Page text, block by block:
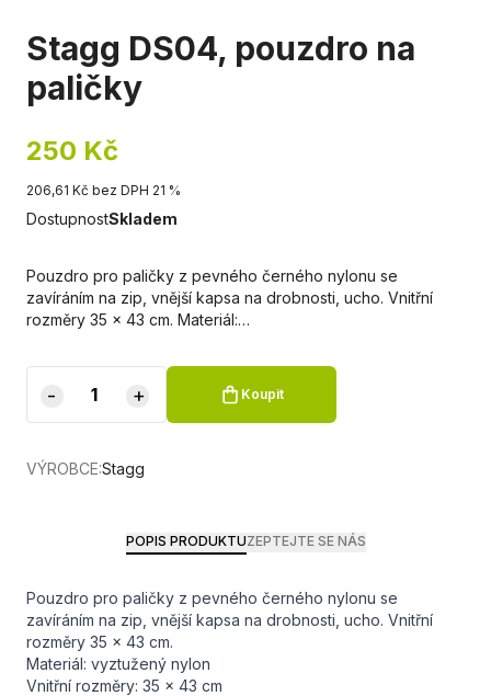
Stagg DS04, pouzdro na
paličky
250 Kč
206,61 Kč bez DPH 21 %
DostupnostSkladem
Pouzdro pro paličky z pevného černého nylonu se
zavíráním na zip, vnější kapsa na drobnosti, ucho. Vnitřní
rozměry 35 x 43 cm. Materiál:…
- + Koupit
VÝROBCE:Stagg
POPIS PRODUKTUZEPTEJTE SE NÁS
Pouzdro pro paličky z pevného černého nylonu se
zavíráním na zip, vnější kapsa na drobnosti, ucho. Vnitřní
rozměry 35 x 43 cm.
Materiál: vyztužený nylon
Vnitřní rozměry: 35 x 43 cm